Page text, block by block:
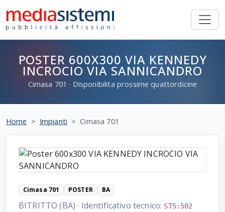
POSTER 600X300 VIA KENNEDY
INCROCIO VIA SANNICANDRO
Cimasa 701 · Disponibilita prossime quattordicine
Home Impianti Cimasa 701
Cimasa 701 POSTER BA
BITRITTO (BA) · Identificativo tecnico: ST5:502